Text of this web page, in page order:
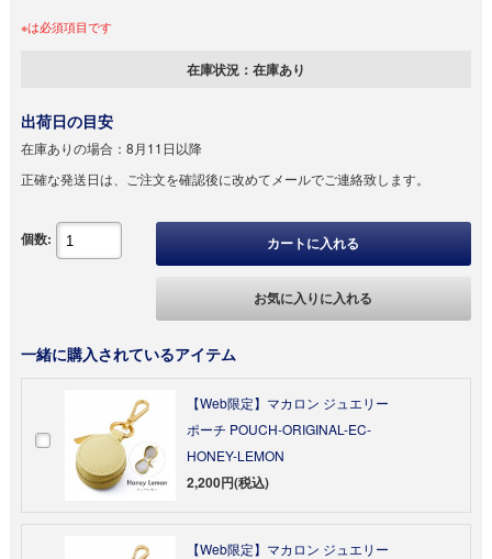
※は必須項目です
在庫状況： 在庫あり
出荷日の目安
在庫ありの場合： 8月11日以降
正確な発送日は、ご注文を確認後に改めてメールでご連絡致します。
個数: カートに入れる
お気に入りに入れる
一緒に購入されているアイテム
【Web限定】マカロン ジュエリー
ポーチ POUCH-ORIGINAL-EC-
HONEY-LEMON
2,200円(税込)
【Web限定】マカロン ジュエリー